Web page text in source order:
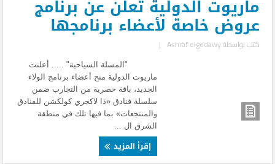
ماريوت الدولية تعلن عن برنامج
عروض خاصة لأعضاء برنامجها
كتب بواسطةAshraf elgedawy
|
"المسلة السياحية" ..... أعلنت
ماريوت الدولية منح أعضاء برنامج الولاء
الجديد، باقة حصرية من التجارب ضمن
سلسلة فنادق «ذا لاكجري كولكشن للفنادق
والمنتجعات» بما فيها تلك في منطقة
الشرق ال ...
إقرأ المزيد